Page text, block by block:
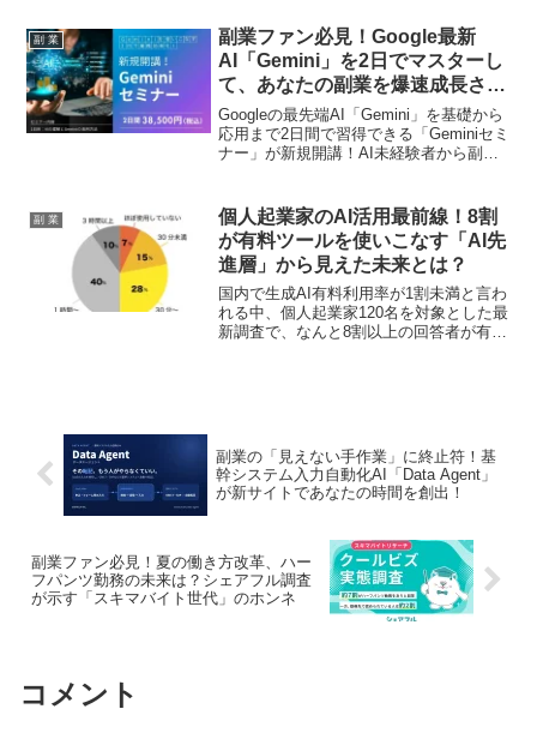
Amazon SEOの最新戦略から、楽天、
Yahoo!ショッピング、さらにはAIによる
推薦獲得まで、副業成功へのヒントが満
載です。
副 業
副業ファン必見！Google最新
AI「Gemini」を2日でマスターし
て、あなたの副業を爆速成長させ
よう！
Googleの最先端AI「Gemini」を基礎から
応用まで2日間で習得できる「Geminiセミ
ナー」が新規開講！AI未経験者から副
ビジネスを加速させるチャンスです。
副 業
個人起業家のAI活用最前線！8割
が有料ツールを使いこなす「AI先
進層」から見えた未来とは？
国内で生成AI有料利用率が1割未満と言わ
れる中、個人起業家120名を対象とした最
新調査で、なんと8割以上の回答者が有料
副業の「見えない手作業」に終止符！基
幹システム入力自動化AI「Data Agent」
が新サイトであなたの時間を創出！
副業ファン必見！夏の働き方改革、ハー
フパンツ勤務の未来は？シェアフル調査
が示す「スキマバイト世代」のホンネ
コメント